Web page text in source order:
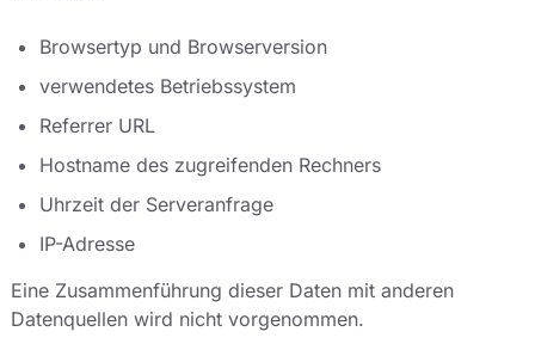
Browsertyp und Browserversion
verwendetes Betriebssystem
Referrer URL
Hostname des zugreifenden Rechners
Uhrzeit der Serveranfrage
IP-Adresse
Eine Zusammenführung dieser Daten mit anderen
Datenquellen wird nicht vorgenommen.